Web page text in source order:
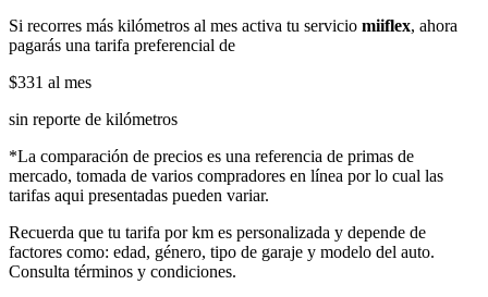
Si recorres más kilómetros al mes activa tu servicio miiflex, ahora
pagarás una tarifa preferencial de
$331 al mes
sin reporte de kilómetros
*La comparación de precios es una referencia de primas de
mercado, tomada de varios compradores en línea por lo cual las
tarifas aqui presentadas pueden variar.
Recuerda que tu tarifa por km es personalizada y depende de
factores como: edad, género, tipo de garaje y modelo del auto.
Consulta términos y condiciones.